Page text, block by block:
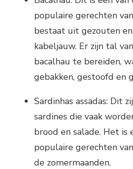
populaire gerechten
bestaat uit gezouten
kabeljauw. Er zijn tal
bacalhau te bereiden,
gebakken, gestoofd en
Sardinhas assadas: Dit
sardines die vaak
brood en salade. Het is
populaire gerechten
de zomermaanden.